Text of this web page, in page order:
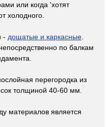
или когда 'хотят
холодного.
- дощатые и каркасные
по балкам
перегородка из
толщиной 40-60 мм.
материалов является